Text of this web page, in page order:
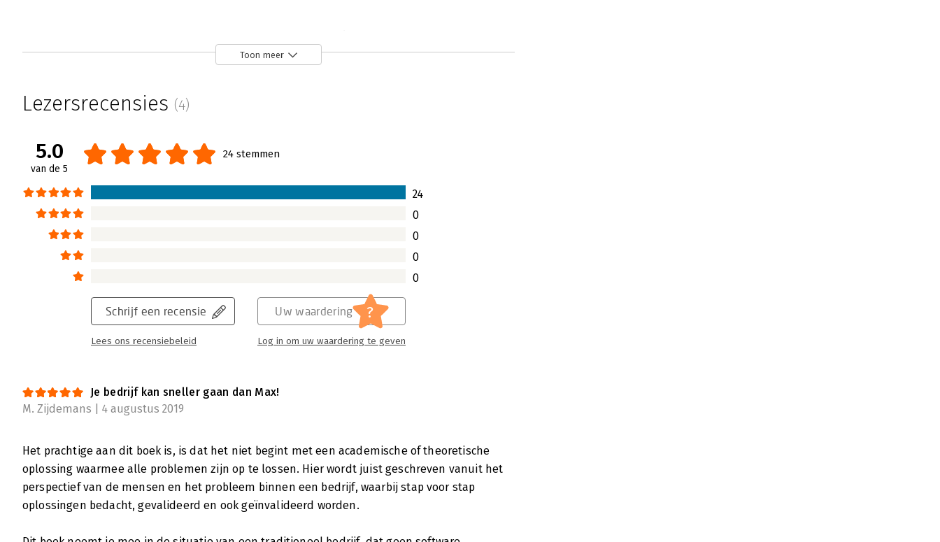
Edwin Tuin | 25 juni 2019
team is daarnaast een prima casus voor - wat ik noem - een ‘high performance'
organisatie. Zo blijkt ook uit het boek Formule X.
Formule X - 'Het lezen meer dan waard'
Jurriaan Kamer en Rini van Solingen hebben met Formule X - Hoe zorg je voor
extreme versnelling in je organisatie? een businessroman geschreven waaruit
duidelijk wordt welke stappen je moet ondernemen om de time-to-market in je
eigen organisatie drastisch te versnellen.
Lees verder
Toon meer
Lezersrecensies (4)
5.0
van de 5
24 stemmen
24
0
0
0
0
Schrijf een recensie
Lees ons recensiebeleid
Uw waardering ?
Log in om uw waardering te geven
Je bedrijf kan sneller gaan dan Max!
M. Zijdemans | 4 augustus 2019
Het prachtige aan dit boek is, is dat het niet begint met een academische of theoretische
oplossing waarmee alle problemen zijn op te lossen. Hier wordt juist geschreven vanuit het
perspectief van de mensen en het probleem binnen een bedrijf, waarbij stap voor stap
oplossingen bedacht, gevalideerd en ook geïnvalideerd worden.